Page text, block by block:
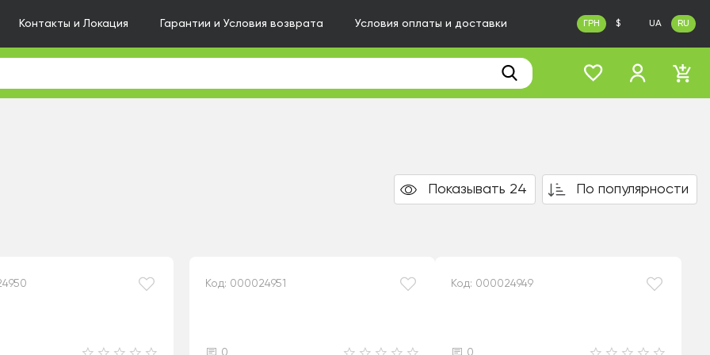
Контакты и Локация Гарантии и Условия возврата Условия оплаты и доставки ГРН $ UA RU
Показывать 24 По популярности
Код: 000024951
0
Код: 000024949
0